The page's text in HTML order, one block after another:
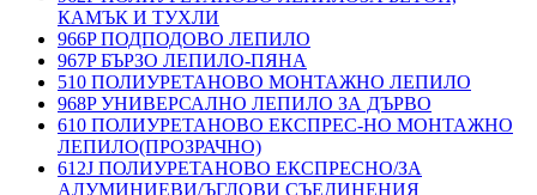
КАМЪК И ТУХЛИ
966P ПОДПОДОВО ЛЕПИЛО
967P БЪРЗО ЛЕПИЛО-ПЯНА
510 ПОЛИУРЕТАНОВО МОНТАЖНО ЛЕПИЛО
968P УНИВЕРСАЛНО ЛЕПИЛО ЗА ДЪРВО
610 ПОЛИУРЕТАНОВО ЕКСПРЕС-НО МОНТАЖНО
ЛЕПИЛО(ПРОЗРАЧНО)
612J ПОЛИУРЕТАНОВО ЕКСПРЕСНО/ЗА
АЛУМИНИЕВИ/ЪГЛОВИ СЪЕДИНЕНИЯ